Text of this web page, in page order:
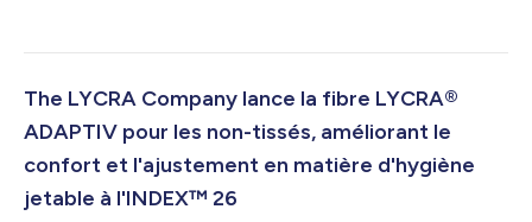
dernières avancées co-développées en matière de soudage par
Suisse, du 19 au 22 mai. Depuis 2014, les deux entreprises
collaborent au développement de soluti...
The LYCRA Company lance la fibre LYCRA®
ADAPTIV pour les non-tissés, améliorant le
confort et l'ajustement en matière d'hygiène
jetable à l'INDEX™ 26